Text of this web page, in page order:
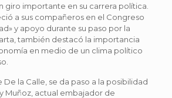
giro importante en su carrera política.
a sus compañeros en el Congreso
y apoyo durante su paso por la
también destacó la importancia
en medio de un clima político
De la Calle, se da paso a la posibilidad
Muñoz, actual embajador de